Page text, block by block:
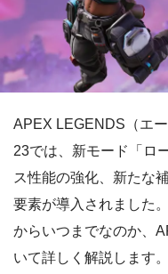
APEX LEGENDS（エ
23では、新モード「ロ
ス性能の強化、新たな
要素が導入されました
からいつまでなのか、
いて詳しく解説します。